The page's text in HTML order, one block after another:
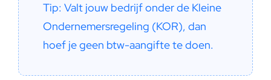
Tip: Valt jouw bedrijf onder de Kleine
Ondernemersregeling (KOR), dan
hoef je geen btw-aangifte te doen.